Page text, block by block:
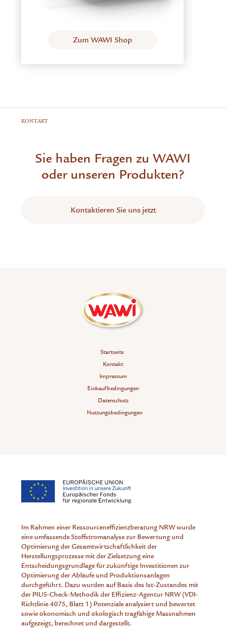
Zum WAWI Shop
KONTAKT
Sie haben Fragen zu WAWI
oder unseren Produkten?
Kontaktieren Sie uns jetzt
Startseite
Kontakt
Impressum
Einkaufbedingungen
Datenschutz
Nutzungsbedingungen
Im Rahmen einer Ressourceneffizienzberatung NRW wurde
eine umfassende Stoffstromanalyse zur Bewertung und
Optimierung der Gesamtwirtschaftlichkeit der
Herstellungsprozesse mit der Zielsetzung eine
Entscheidungsgrundlage für zukünftige Investitionen zur
Optimierung der Abläufe und Produktionsanlagen
durchgeführt. Dazu wurden auf Basis des Ist-Zustandes mit
der PIUS-Check-Methodik der Effizienz-Agentur NRW (VDI-
Richtlinie 4075, Blatt 1) Potenziale analysiert und bewertet
sowie ökonomisch und ökologisch tragfähige Massnahmen
aufgezeigt, berechnet und dargestellt.